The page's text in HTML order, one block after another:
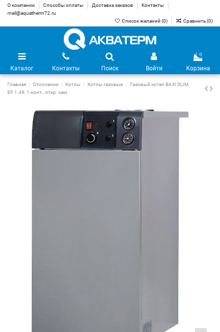
О компании Способы оплаты Доставка заказов
Контакты
mail@aquatherm72.ru
Список желаний (0) Сравнить (0)
Каталог Контакты Поиск Войти
0
Корзина
Главная Отопление Котлы Котлы газовые
Газовый котел BAXI SLIM
EF 1.49, 1-конт., откр. кам.